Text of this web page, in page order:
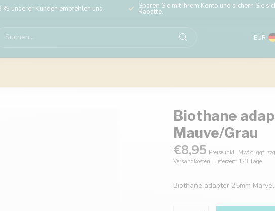
% unserer Kunden empfehlen uns Sparen Sie mit Ihrem Konto und sichern Sie
Rabatte.
EUR
Biothane
Mauve/Grau
€8,95 Preise inkl. MwSt. ggf.
Versandkosten. Lieferzeit: 1-3 Tage
Biothane adapter 25mm